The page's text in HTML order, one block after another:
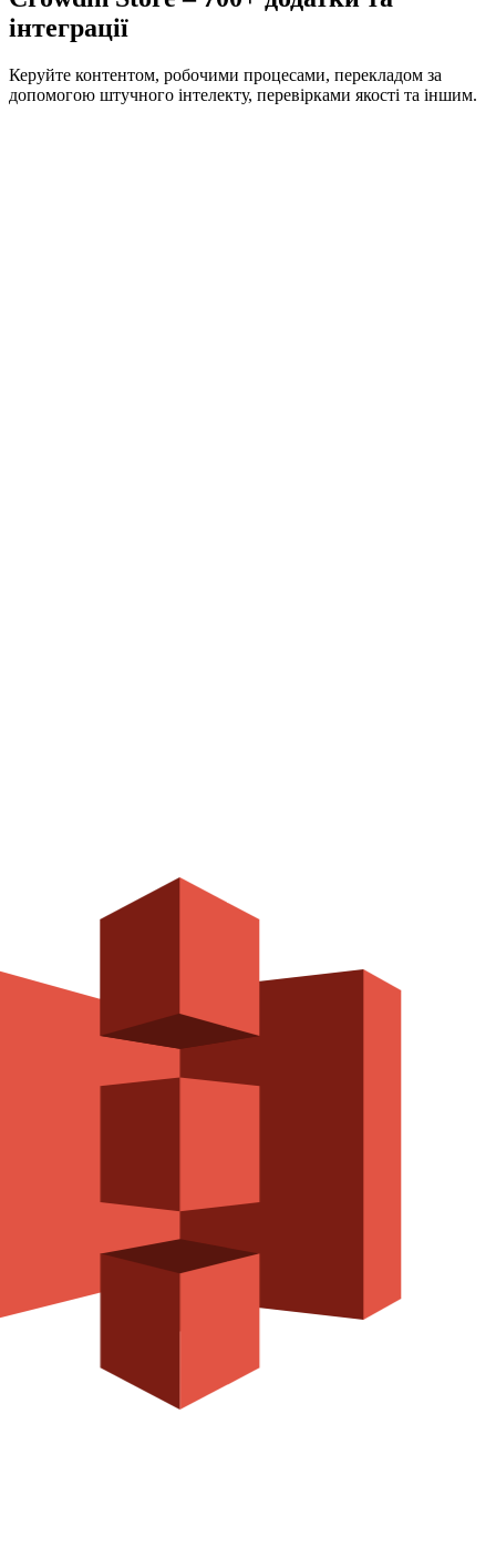
інтеграції
Керуйте контентом, робочими процесами, перекладом за
допомогою штучного інтелекту, перевірками якості та іншим.